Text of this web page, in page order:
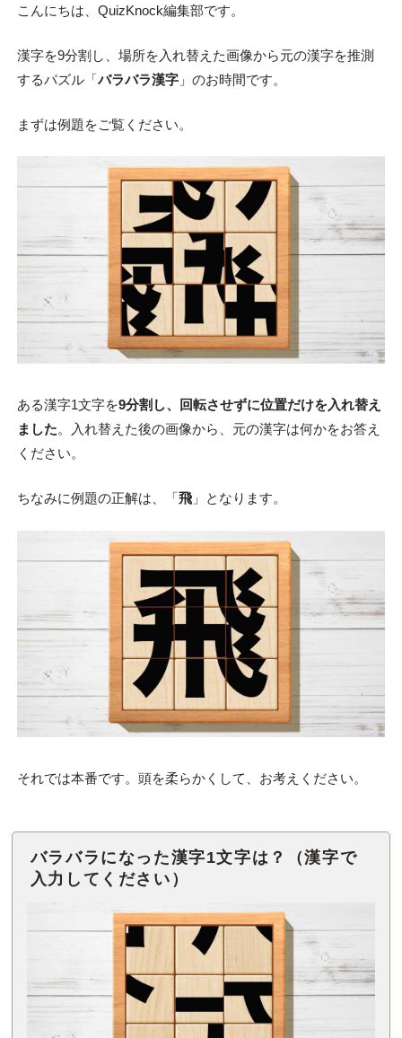
こんにちは、QuizKnock編集部です。
漢字を9分割し、場所を入れ替えた画像から元の漢字を推測
するパズル「バラバラ漢字」のお時間です。
まずは例題をご覧ください。
ある漢字1文字を9分割し、回転させずに位置だけを入れ替え
ました。入れ替えた後の画像から、元の漢字は何かをお答え
ください。
ちなみに例題の正解は、「飛」となります。
それでは本番です。頭を柔らかくして、お考えください。
バラバラになった漢字1文字は？（漢字で
入力してください）